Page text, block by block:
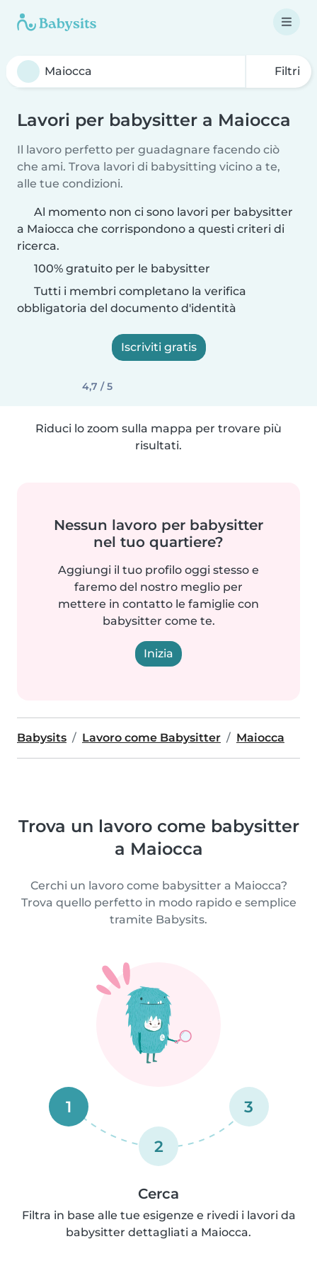
Filtri
Lavori per babysitter a Maiocca
Il lavoro perfetto per guadagnare facendo ciò
che ami. Trova lavori di babysitting vicino a te,
alle tue condizioni.
Al momento non ci sono lavori per babysitter
a Maiocca che corrispondono a questi criteri di
ricerca.
100% gratuito per le babysitter
Tutti i membri completano la verifica
obbligatoria del documento d'identità
Iscriviti gratis
4,7 / 5
Riduci lo zoom sulla mappa per trovare più
risultati.
Nessun lavoro per babysitter
nel tuo quartiere?
Aggiungi il tuo profilo oggi stesso e
faremo del nostro meglio per
mettere in contatto le famiglie con
babysitter come te.
Inizia
Babysits Lavoro come Babysitter Maiocca
Trova un lavoro come babysitter
a Maiocca
Cerchi un lavoro come babysitter a Maiocca?
Trova quello perfetto in modo rapido e semplice
tramite Babysits.
1
2
3
Cerca
Filtra in base alle tue esigenze e rivedi i lavori da
babysitter dettagliati a Maiocca.